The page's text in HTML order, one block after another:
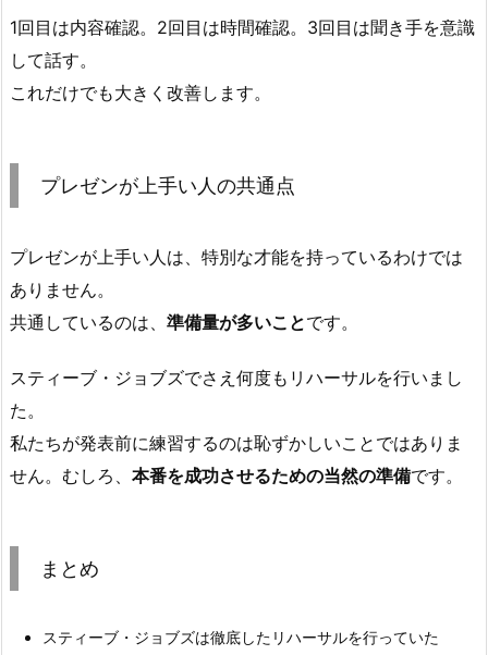
て
練
習
6.
ン
が
手
人
の
と
1回目は内容確認。2回目は時間確認。3回目は聞き手を意識
して話す。
これだけでも大きく改善します。
プレゼンが上手い人の共通点
プレゼンが上手い人は、特別な才能を持っているわけでは
ありません。
共通しているのは、 準備量が多いことです。
スティーブ・ジョブズでさえ何度もリハーサルを行いまし
た。
私たちが発表前に練習するのは恥ずかしいことではありま
せん。むしろ、 本番を成功させるための当然の準備です。
まとめ
スティーブ・ジョブズは徹底したリハーサルを行っていた